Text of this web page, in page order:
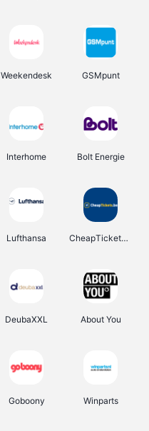
Weekendesk GSMpunt
Interhome Bolt Energie
Lufthansa CheapTickets.be
DeubaXXL About You
Goboony Winparts